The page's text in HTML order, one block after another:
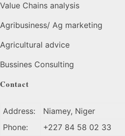
Value Chains analysis
Agribusiness/ Ag marketing
Agricultural advice
Bussines Consulting
Contact
Address:
Niamey, Niger
Phone:
+227 84 58 02 33